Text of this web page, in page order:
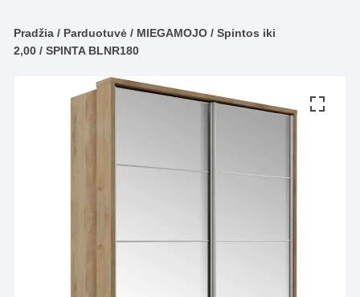
Pradžia / Parduotuvė / MIEGAMOJO /Spintos iki
2,00 / SPINTA BLNR180